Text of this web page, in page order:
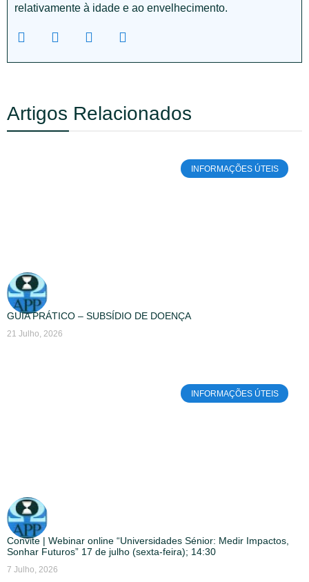
relativamente à idade e ao envelhecimento.
Artigos Relacionados
INFORMAÇÕES ÚTEIS
GUIA PRÁTICO – SUBSÍDIO DE DOENÇA
21 Julho, 2026
INFORMAÇÕES ÚTEIS
Convite | Webinar online “Universidades Sénior: Medir Impactos,
Sonhar Futuros” 17 de julho (sexta-feira); 14:30
7 Julho, 2026